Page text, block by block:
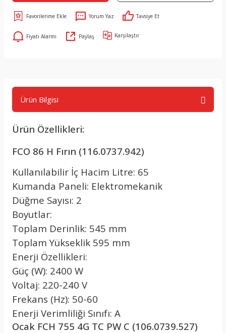
Yorum Yaz Tavsiye Et
Fiyatı Alarmı Paylaş Karşılaştır
Ürün Bilgisi
Ürün Özellikleri:
FCO 86 H Fırın (116.0737.942)
Kullanılabilir İç Hacim Litre: 65
Kumanda Paneli: Elektromekanik
Düğme Sayısı: 2
Boyutlar:
Toplam Derinlik: 545 mm
Toplam Yükseklik 595 mm
Enerji Özellikleri:
Güç (W): 2400 W
Voltaj: 220-240 V
Frekans (Hz): 50-60
Enerji Verimliliği Sınıfı: A
Ocak FCH 755 4G TC PW C (106.0739.527)